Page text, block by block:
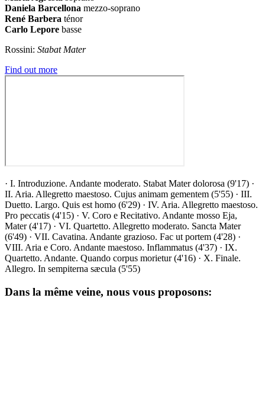
Daniela Barcellona mezzo-soprano
René Barbera ténor
Carlo Lepore basse
Rossini: Stabat Mater
Find out more
· I. Introduzione. Andante moderato. Stabat Mater dolorosa (9'17) ·
II. Aria. Allegretto maestoso. Cujus animam gementem (5'55) · III.
Duetto. Largo. Quis est homo (6'29) · IV. Aria. Allegretto maestoso.
Pro peccatis (4'15) · V. Coro e Recitativo. Andante mosso Eja,
Mater (4'17) · VI. Quartetto. Allegretto moderato. Sancta Mater
(6'49) · VII. Cavatina. Andante grazioso. Fac ut portem (4'28) ·
VIII. Aria e Coro. Andante maestoso. Inflammatus (4'37) · IX.
Quartetto. Andante. Quando corpus morietur (4'16) · X. Finale.
Allegro. In sempiterna sæcula (5'55)
Dans la même veine, nous vous proposons: